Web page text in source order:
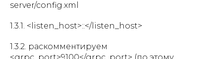
server/config.xml
1.3.1. <listen_host>::</listen_host>
1.3.2. раскомментируем